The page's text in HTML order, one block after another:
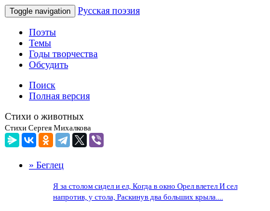
Toggle navigation Русская поэзия
Поэты
Темы
Годы творчества
Обсудить
Поиск
Полная версия
Стихи о животных
Стихи Сергея Михалкова
» Беглец
Я за столом сидел и ел, Когда в окно Орел влетел И сел
напротив, у стола, Раскинув два больших крыла....